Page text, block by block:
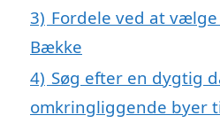
3) Fordele ved at
Bække
4) Søg efter en dygtig
omkringliggende byer